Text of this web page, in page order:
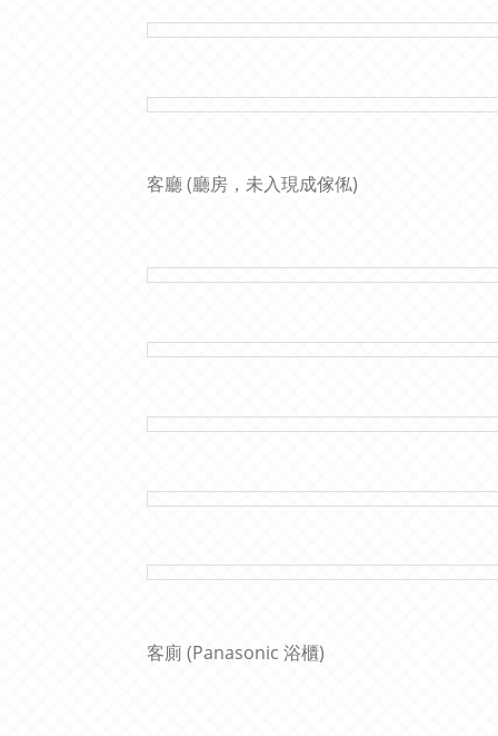
客廳 (廳房，未入現成傢俬)
客廁 (Panasonic 浴櫃)